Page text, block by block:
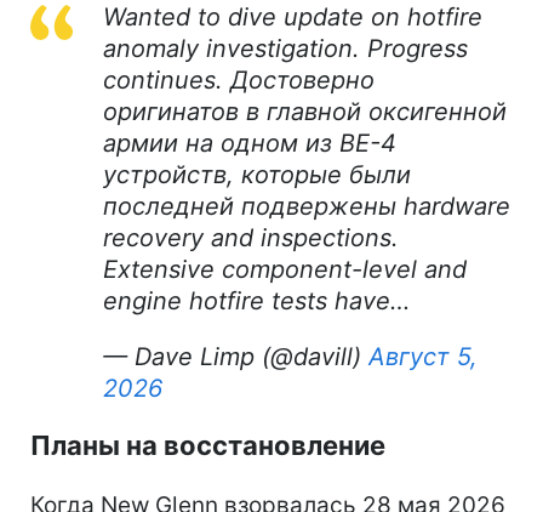
Wanted to dive update on hotfire
anomaly investigation. Progress
continues. Достоверно
оригинатов в главной оксигенной
армии на одном из BE-4
устройств, которые были
последней подвержены hardware
recovery and inspections.
Extensive component-level and
engine hotfire tests have…
— Dave Limp (@davill) Август 5,
2026
Планы на восстановление
Когда New Glenn взорвалась 28 мая 2026